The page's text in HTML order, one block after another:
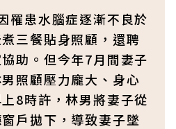
罹患水腦症逐漸不良於
三餐貼身照顧，還聘
助。但今年7月間妻子
照顧壓力龐大、身心
8時許，林男將妻子從
戶拋下，導致妻子墜